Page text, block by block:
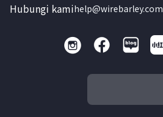
Hubungi kamihelp@wirebarley.com